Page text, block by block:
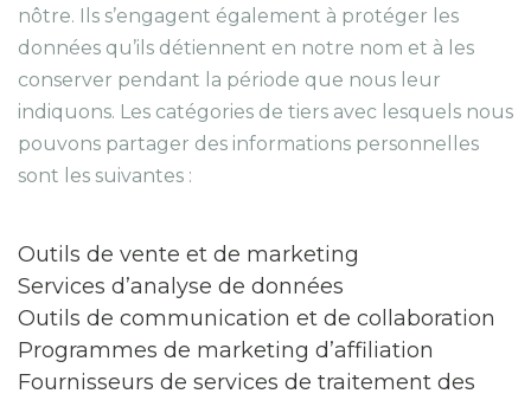
nôtre. Ils s’engagent également à protéger les
données qu’ils détiennent en notre nom et à les
conserver pendant la période que nous leur
indiquons. Les catégories de tiers avec lesquels nous
pouvons partager des informations personnelles
sont les suivantes :
Outils de vente et de marketing
Services d’analyse de données
Outils de communication et de collaboration
Programmes de marketing d’affiliation
Fournisseurs de services de traitement des